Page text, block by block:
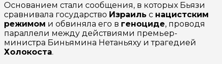
Основанием стали сообщения, в которых Бьязи
сравнивала государство Израиль с нацистским
режимом и обвиняла его в геноциде, проводя
параллели между действиями премьер-
министра Биньямина Нетаньяху и трагедией
Холокоста.